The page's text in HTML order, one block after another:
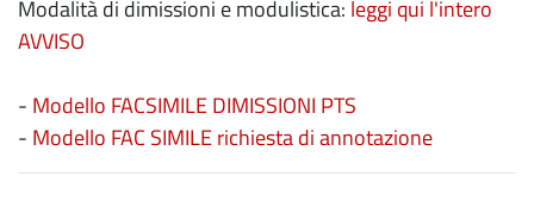
Modalità di dimissioni e modulistica: leggi qui l'intero
AVVISO
- Modello FACSIMILE DIMISSIONI PTS
- Modello FAC SIMILE richiesta di annotazione